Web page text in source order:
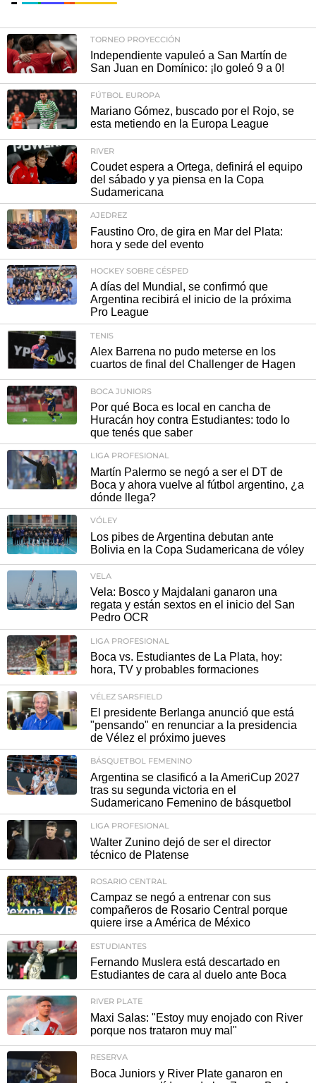
TORNEO PROYECCIÓN
Independiente vapuleó a San Martín de
San Juan en Domínico: ¡lo goleó 9 a 0!
FÚTBOL EUROPA
Mariano Gómez, buscado por el Rojo, se
esta metiendo en la Europa League
RIVER
Coudet espera a Ortega, definirá el equipo
del sábado y ya piensa en la Copa
Sudamericana
AJEDREZ
Faustino Oro, de gira en Mar del Plata:
hora y sede del evento
HOCKEY SOBRE CÉSPED
A días del Mundial, se confirmó que
Argentina recibirá el inicio de la próxima
Pro League
TENIS
Alex Barrena no pudo meterse en los
cuartos de final del Challenger de Hagen
BOCA JUNIORS
Por qué Boca es local en cancha de
Huracán hoy contra Estudiantes: todo lo
que tenés que saber
LIGA PROFESIONAL
Martín Palermo se negó a ser el DT de
Boca y ahora vuelve al fútbol argentino, ¿a
dónde llega?
VÓLEY
Los pibes de Argentina debutan ante
Bolivia en la Copa Sudamericana de vóley
VELA
Vela: Bosco y Majdalani ganaron una
regata y están sextos en el inicio del San
Pedro OCR
LIGA PROFESIONAL
Boca vs. Estudiantes de La Plata, hoy:
hora, TV y probables formaciones
VÉLEZ SARSFIELD
El presidente Berlanga anunció que está
"pensando" en renunciar a la presidencia
de Vélez el próximo jueves
BÁSQUETBOL FEMENINO
Argentina se clasificó a la AmeriCup 2027
tras su segunda victoria en el
Sudamericano Femenino de básquetbol
LIGA PROFESIONAL
Walter Zunino dejó de ser el director
técnico de Platense
ROSARIO CENTRAL
Campaz se negó a entrenar con sus
compañeros de Rosario Central porque
quiere irse a América de México
ESTUDIANTES
Fernando Muslera está descartado en
Estudiantes de cara al duelo ante Boca
RIVER PLATE
Maxi Salas: "Estoy muy enojado con River
porque nos trataron muy mal"
RESERVA
Boca Juniors y River Plate ganaron en